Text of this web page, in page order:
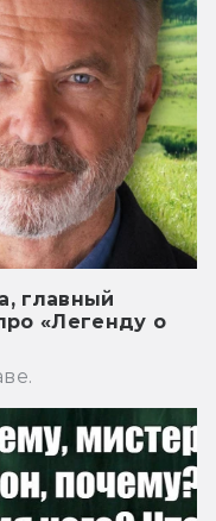
главный
«Легенду о